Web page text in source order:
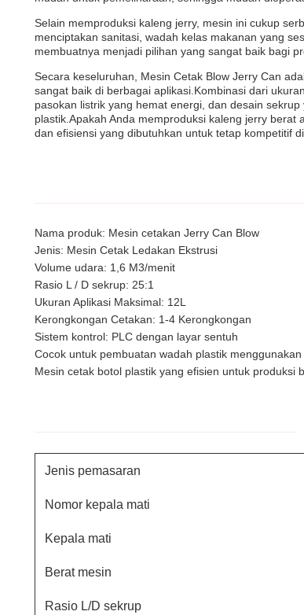
Selain memproduksi kaleng jerry, mesin ini cukup
menciptakan sanitasi, wadah kelas makanan yang
membuatnya menjadi pilihan yang sangat baik bagi
Secara keseluruhan, Mesin Cetak Blow Jerry Can
sangat baik di berbagai aplikasi.Kombinasi dari
pasokan listrik yang hemat energi, dan desain
plastik.Apakah Anda memproduksi kaleng jerry berat
dan efisiensi yang dibutuhkan untuk tetap kompetitif
Nama produk: Mesin cetakan Jerry Can Blow
Jenis: Mesin Cetak Ledakan Ekstrusi
Volume udara: 1,6 M3/menit
Rasio L / D sekrup: 25:1
Ukuran Aplikasi Maksimal: 12L
Kerongkongan Cetakan: 1-4 Kerongkongan
Sistem kontrol: PLC dengan layar sentuh
Cocok untuk pembuatan wadah plastik
Mesin cetak botol plastik yang efisien untuk produksi
Jenis pemasaran
Nomor kepala mati
Kepala mati
Berat mesin
Rasio L/D sekrup